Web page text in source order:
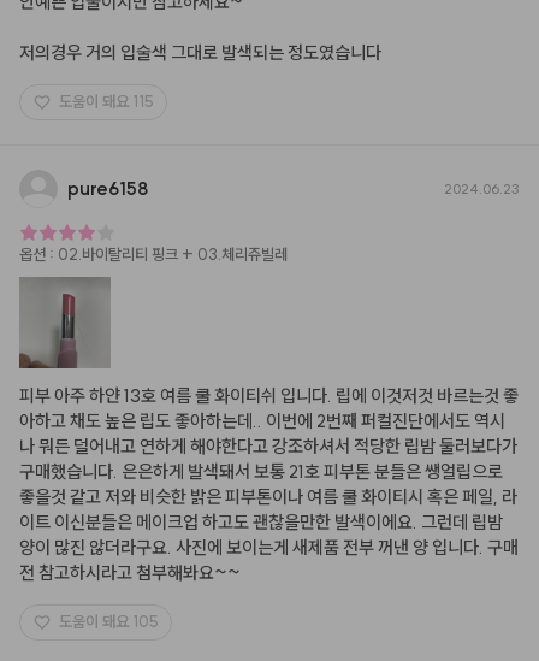
저의경우 거의 입술색 그대로 발색되는 정도였습니다
도움이 돼요 115
pure6158 2024.06.23
옵션 : 02.바이탈리티 핑크 + 03.체리쥬빌레
피부 아주 하얀 13호 여름 쿨 화이티쉬 입니다. 립에 이것저것 바르는것 좋
아하고 채도 높은 립도 좋아하는데.. 이번에 2번째 퍼컬진단에서도 역시
나 뭐든 덜어내고 연하게 해야한다고 강조하셔서 적당한 립밤 둘러보다가
구매했습니다. 은은하게 발색돼서 보통 21호 피부톤 분들은 쌩얼립으로
좋을것 같고 저와 비슷한 밝은 피부톤이나 여름 쿨 화이티시 혹은 페일, 라
이트 이신분들은 메이크업 하고도 괜찮을만한 발색이에요. 그런데 립밤
양이 많진 않더라구요. 사진에 보이는게 새제품 전부 꺼낸 양 입니다. 구매
전 참고하시라고 첨부해봐요~~
도움이 돼요 105